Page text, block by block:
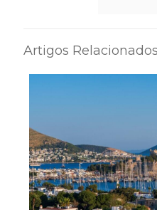
Artigos Relacionados